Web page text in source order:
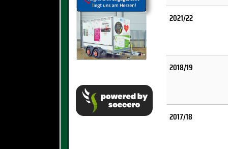
2021/22
2018/19
2017/18